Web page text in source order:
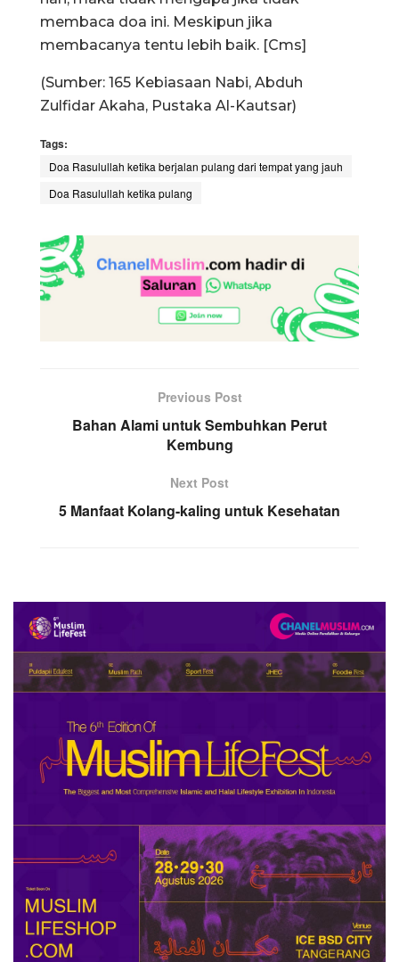
membaca doa ini. Meskipun jika
membacanya tentu lebih baik. [Cms]
(Sumber: 165 Kebiasaan Nabi, Abduh
Zulfidar Akaha, Pustaka Al-Kautsar)
Tags:
Doa Rasulullah ketika berjalan pulang dari tempat yang jauh
Doa Rasulullah ketika pulang
Previous Post
Bahan Alami untuk Sembuhkan Perut
Kembung
Next Post
5 Manfaat Kolang-kaling untuk Kesehatan